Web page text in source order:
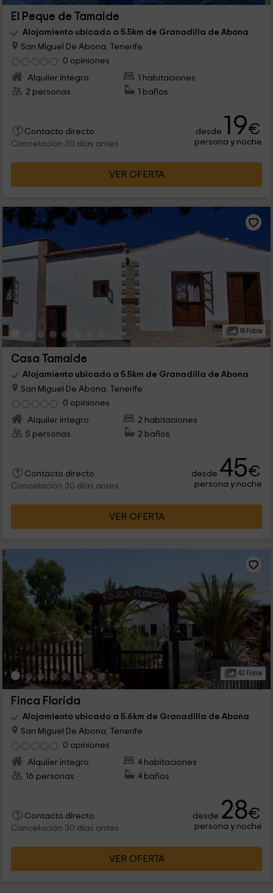
El Peque de Tamaide
Alojamiento ubicado a 5.5km de Granadilla de Abona
San Miguel De Abona, Tenerife
0 opiniones
Alquiler íntegro
1 habitaciones
2 personas
1 baños
Contacto directo
Cancelación 30 días antes
desde 19€
persona y noche
VER OFERTA
18 Fotos
Casa Tamaide
Alojamiento ubicado a 5.5km de Granadilla de Abona
San Miguel De Abona, Tenerife
0 opiniones
Alquiler íntegro
2 habitaciones
5 personas
2 baños
Contacto directo
Cancelación 30 días antes
desde 45€
persona y noche
VER OFERTA
42 Fotos
Finca Florida
Alojamiento ubicado a 5.6km de Granadilla de Abona
San Miguel De Abona, Tenerife
0 opiniones
Alquiler íntegro
4 habitaciones
16 personas
4 baños
Contacto directo
Cancelación 30 días antes
desde 28€
persona y noche
VER OFERTA